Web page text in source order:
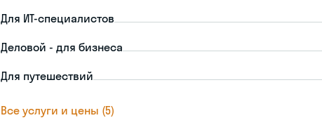
Для ИТ-специалистов
Деловой - для бизнеса
Для путешествий
Все услуги и цены (5)